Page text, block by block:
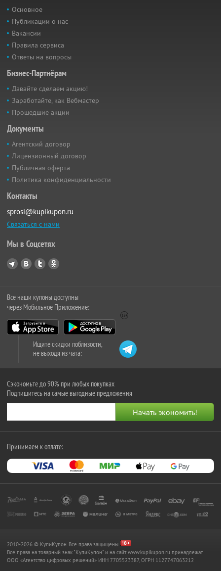
Основное
Публикации о нас
Вакансии
Правила сервиса
Ответы на вопросы
Бизнес-Партнёрам
Давайте сделаем акцию!
Заработайте, как Вебмастер
Прошедшие акции
Документы
Агентский договор
Лицензионный договор
Публичная оферта
Политика конфиденциальности
Контакты
sprosi@kupikupon.ru
Связаться с нами
Мы в Соцсетях
Все наши купоны доступны
через Мобильное Приложение:
Ищите скидки поблизости,
не выходя из чата:
Сэкономьте до 90% при любых покупках
Подпишитесь на самые выгодные предложения
Принимаем к оплате:
2010-2026 © КупиКупон. Все права защищены.
Все права на товарный знак "КупиКупон" и на сайт www.kupikupon.ru принадлежат
OOO «Агентство цифровых решений» ИНН 7705523387, ОГРН 1127747063212